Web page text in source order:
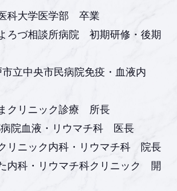
科大学医学部 卒業
ろづ相談所病院 初期研修・後期
立中央市民病院免疫・血液内
クリニック診療 所長
・リウマチ科 医長
リニック内科・リウマチ科 院長
内科・リウマチ科クリニック 開